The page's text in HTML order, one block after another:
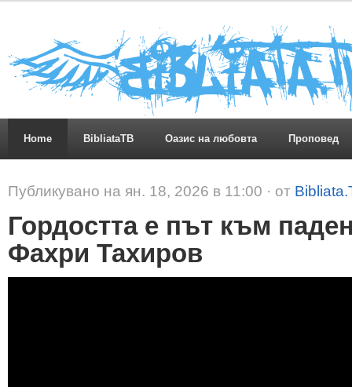
Home BibliataTB Оазис на любовта Проповед
Публикувано на ян. 18, 2026 в 11:00 · от
Гордостта е път към
Фахри Тахиров